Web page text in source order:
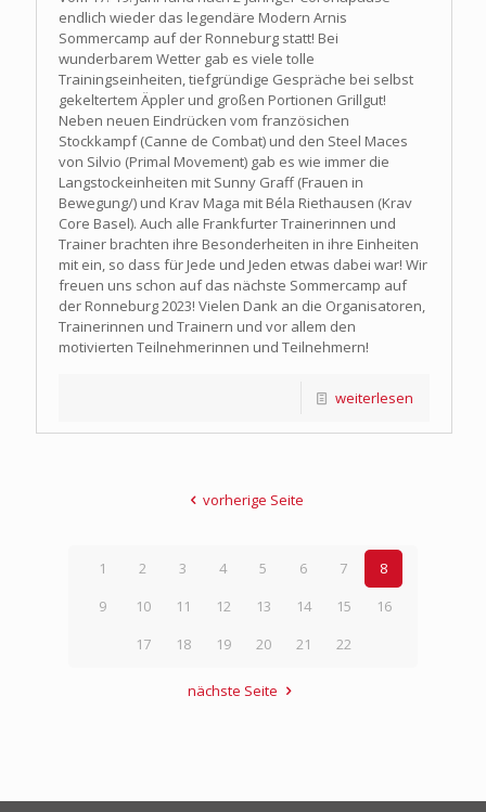
endlich wieder das legendäre Modern Arnis
Sommercamp auf der Ronneburg statt! Bei
wunderbarem Wetter gab es viele tolle
Trainingseinheiten, tiefgründige Gespräche bei selbst
gekeltertem Äppler und großen Portionen Grillgut!
Neben neuen Eindrücken vom französichen
Stockkampf (Canne de Combat) und den Steel Maces
von Silvio (Primal Movement) gab es wie immer die
Langstockeinheiten mit Sunny Graff (Frauen in
Bewegung/) und Krav Maga mit Béla Riethausen (Krav
Core Basel). Auch alle Frankfurter Trainerinnen und
Trainer brachten ihre Besonderheiten in ihre Einheiten
mit ein, so dass für Jede und Jeden etwas dabei war! Wir
freuen uns schon auf das nächste Sommercamp auf
der Ronneburg 2023! Vielen Dank an die Organisatoren,
Trainerinnen und Trainern und vor allem den
motivierten Teilnehmerinnen und Teilnehmern!
weiterlesen
vorherige Seite
1 2 3 4 5 6 7
8
9
10 11 12 13 14 15
16
17
18 19 20 21 22
nächste Seite